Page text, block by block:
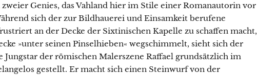
zweier Genies, das Vahland hier im Stile einer Romanautorin vor
sich der zur Bildhauerei und Einsamkeit berufene
an der Decke der Sixtinischen Kapelle zu schaffen macht,
»unter seinen Pinselhieben« wegschimmelt, sieht sich der
der römischen Malerszene Raffael grundsätzlich im
gestellt. Er macht sich einen Steinwurf von der